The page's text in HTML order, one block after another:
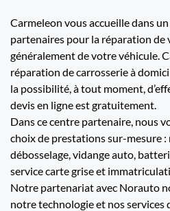
Carmeleon vous accueille dans
partenaires pour la réparation
généralement de votre véhicule.
réparation de carrosserie à
la possibilité, à tout moment,
devis en ligne est gratuitement.
Dans ce centre partenaire, nous
choix de prestations sur-mesure
débosselage, vidange auto,
service carte grise et
Notre partenariat avec Norauto
notre technologie et nos services